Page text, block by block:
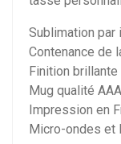
Sublimation par
Contenance de
Finition brillante
Mug qualité AAA
Impression en
Micro-ondes et